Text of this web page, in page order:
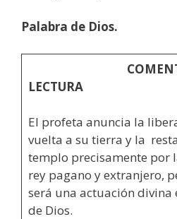
Palabra de Dios.
LECTURA
El profeta anuncia la
vuelta a su tierra y la
templo precisamente por
rey pagano y extranjero,
será una actuación divina
de Dios.